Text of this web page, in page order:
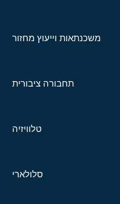
משכנתאות וייעוץ מחזור
תחבורה ציבורית
טלוויזיה
סלולארי